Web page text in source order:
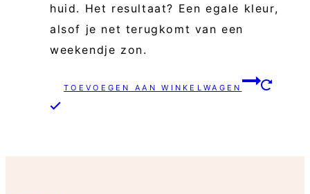
huid. Het resultaat? Een egale kleur,
alsof je net terugkomt van een
weekendje zon.
TOEVOEGEN AAN WINKELWAGEN